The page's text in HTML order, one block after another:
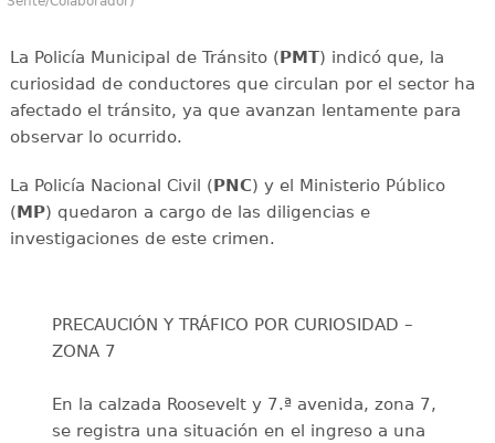
La Policía Municipal de Tránsito ( PMT) indicó que, la
curiosidad de conductores que circulan por el sector ha
afectado el tránsito, ya que avanzan lentamente para
observar lo ocurrido.
La Policía Nacional Civil ( PNC) y el Ministerio Público
( MP) quedaron a cargo de las diligencias e
investigaciones de este crimen.
PRECAUCIÓN Y TRÁFICO POR CURIOSIDAD –
ZONA 7
En la calzada Roosevelt y 7.ª avenida, zona 7,
se registra una situación en el ingreso a una